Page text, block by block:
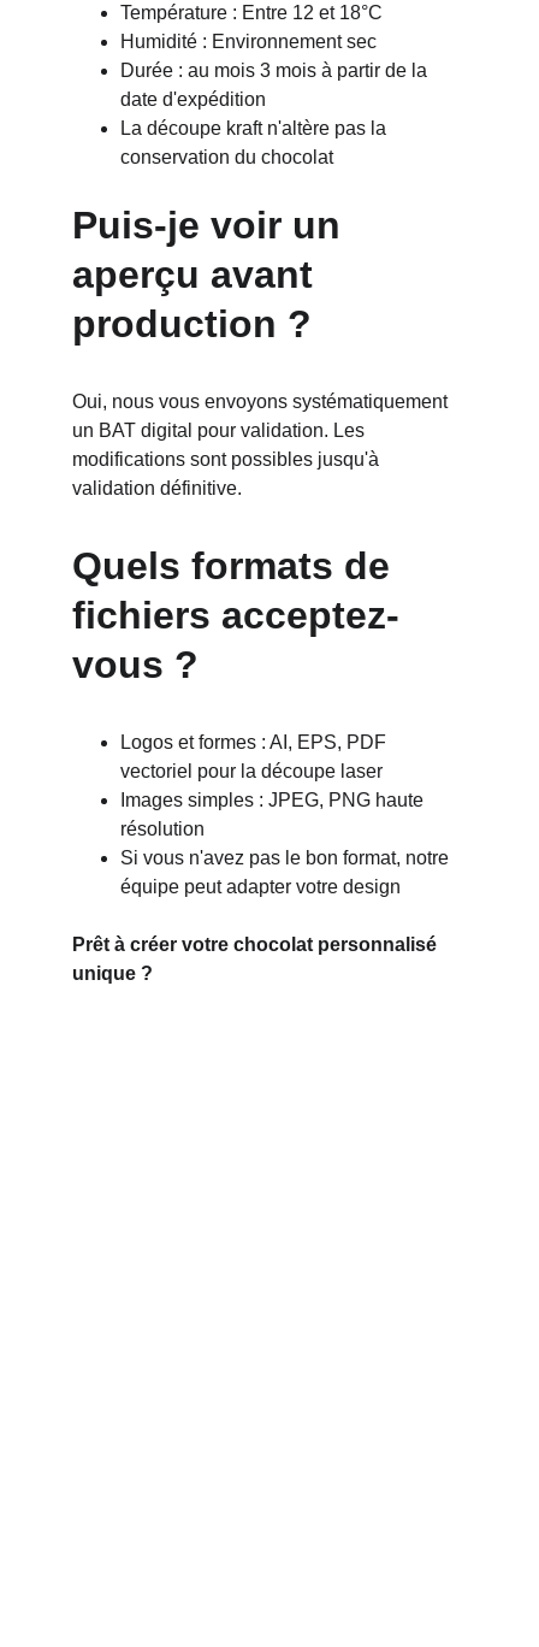
Température : Entre 12 et 18°C
Humidité : Environnement sec
Durée : au mois 3 mois à partir de la
date d'expédition
La découpe kraft n'altère pas la
conservation du chocolat
Puis-je voir un
aperçu avant
production ?
Oui, nous vous envoyons systématiquement
un BAT digital pour validation. Les
modifications sont possibles jusqu'à
validation définitive.
Quels formats de
fichiers acceptez-
vous ?
Logos et formes : AI, EPS, PDF
vectoriel pour la découpe laser
Images simples : JPEG, PNG haute
résolution
Si vous n'avez pas le bon format, notre
équipe peut adapter votre design
Prêt à créer votre chocolat personnalisé
unique ?